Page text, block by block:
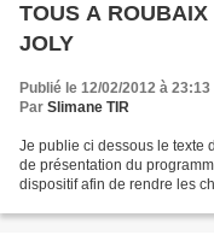
TOUS A
JOLY
Publié le 12/02/2012 à 23:13
Par Slimane TIR
Je publie ci dessous le texte
de présentation du
dispositif afin de rendre les